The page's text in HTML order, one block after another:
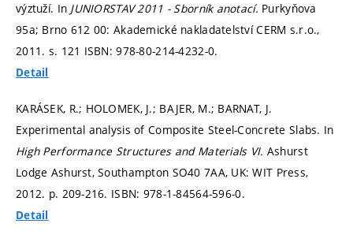
výztuží. In JUNIORSTAV 2011 - Sborník anotací. Purkyňova
95a; Brno 612 00: Akademické nakladatelství CERM s.r.o.,
2011. s. 121 ISBN: 978-80-214-4232-0.
Detail
KARÁSEK, R.; HOLOMEK, J.; BAJER, M.; BARNAT, J.
Experimental analysis of Composite Steel-Concrete Slabs. In
High Performance Structures and Materials VI. Ashurst
Lodge Ashurst, Southampton SO40 7AA, UK: WIT Press,
2012. p. 209-216. ISBN: 978-1-84564-596-0.
Detail